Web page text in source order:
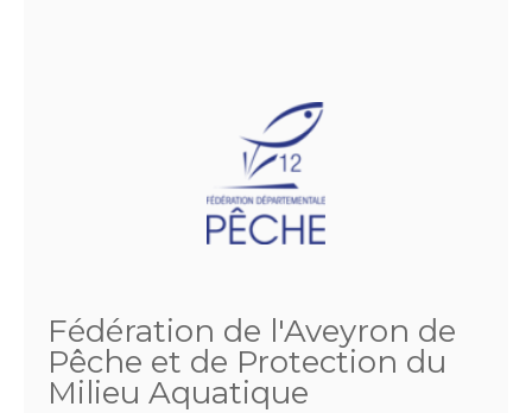
Fédération de l'Aveyron de
Pêche et de Protection du
Milieu Aquatique